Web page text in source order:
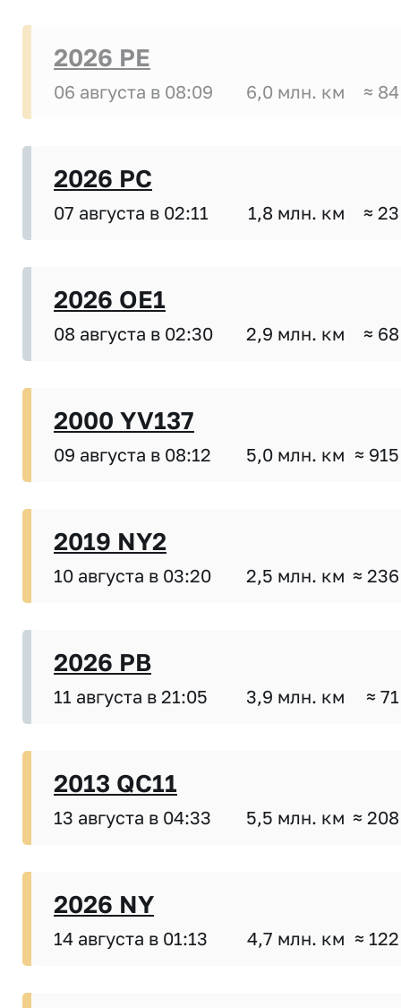
2026 PE
06 августа в 08:09 6,0 млн. км ≈
2026 PC
07 августа в 02:11 1,8 млн. км ≈
2026 OE1
08 августа в 02:30 2,9 млн. км ≈
2000 YV137
09 августа в 08:12 5,0 млн. км ≈
2019 NY2
10 августа в 03:20 2,5 млн. км ≈
2026 PB
11 августа в 21:05 3,9 млн. км ≈
2013 QC11
13 августа в 04:33 5,5 млн. км ≈
2026 NY
14 августа в 01:13 4,7 млн. км ≈